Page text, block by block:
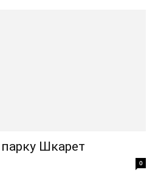
парку Шкарет
0